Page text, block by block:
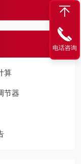
算
节器
电话咨询